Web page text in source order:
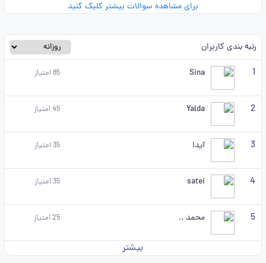
برای مشاهده سوالات بیشتر کلیک کنید
رتبه بندی کاربران
1
Sina
85امتیاز
2
Yalda
45امتیاز
3 آیدا 35امتیاز
4
satei
35امتیاز
5 محمد .. 25امتیاز
بیشتر